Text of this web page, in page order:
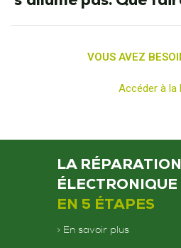
VOUS AVEZ
Accéder à la
LA RÉPARATION
ÉLECTRONIQUE
EN 5 ÉTAPES
> En savoir plus